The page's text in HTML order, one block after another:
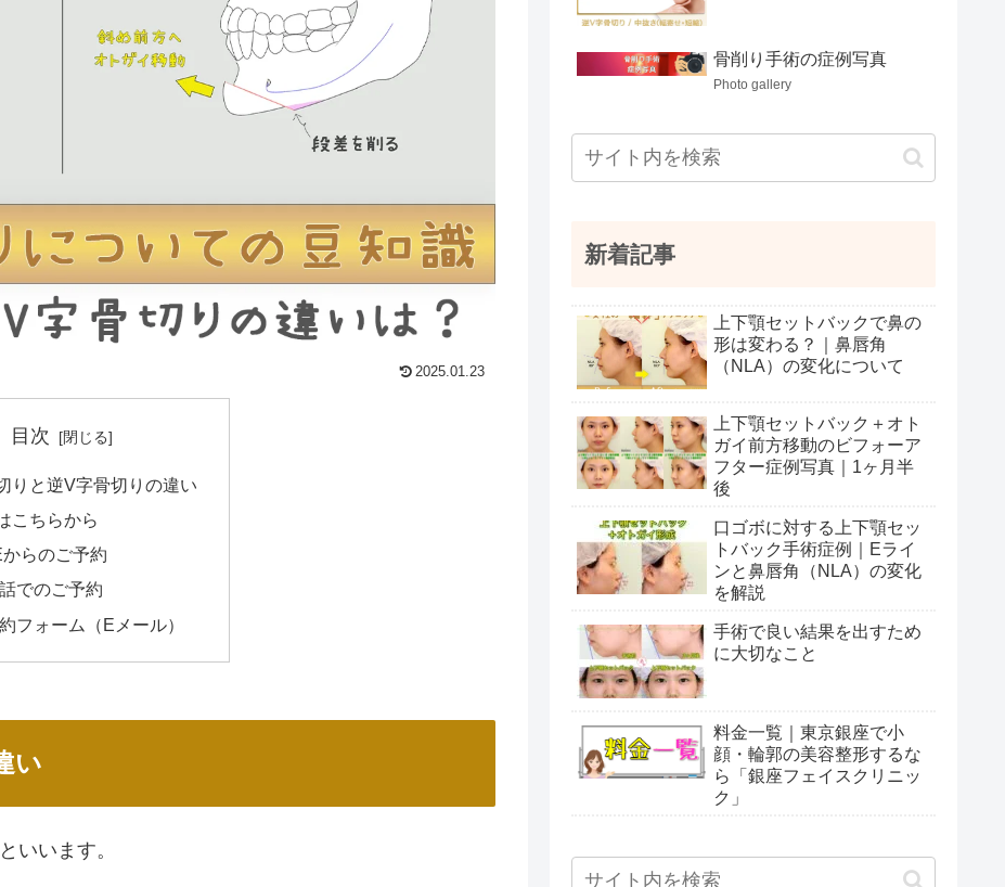
2025.01.23
目次
りと逆V字骨切りの違い
こちらから
らのご予約
でのご予約
フォーム（Eメール）
い
いいます。
骨削り手術の症例写真
Photo gallery
新着記事
上下顎セットバックで鼻の
形は変わる？｜鼻唇角
（NLA）の変化について
上下顎セットバック＋オト
ガイ前方移動のビフォーア
フター症例写真｜1ヶ月半
後
口ゴボに対する上下顎セッ
トバック手術症例｜Eライ
ンと鼻唇角（NLA）の変化
を解説
手術で良い結果を出すため
に大切なこと
料金一覧｜東京銀座で小
顔・輪郭の美容整形するな
ら「銀座フェイスクリニッ
ク」